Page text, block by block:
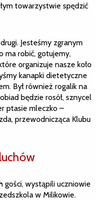
towarzystwie spędzić
Jesteśmy zgranym
ma robić, gotujemy,
organizuje nasze koło
kanapki dietetyczne
Był również rogalik na
będzie rosół, sznycel
ptasie mleczko –
przewodnicząca Klubu
gości, wystąpili uczniowie
w Milikowie.